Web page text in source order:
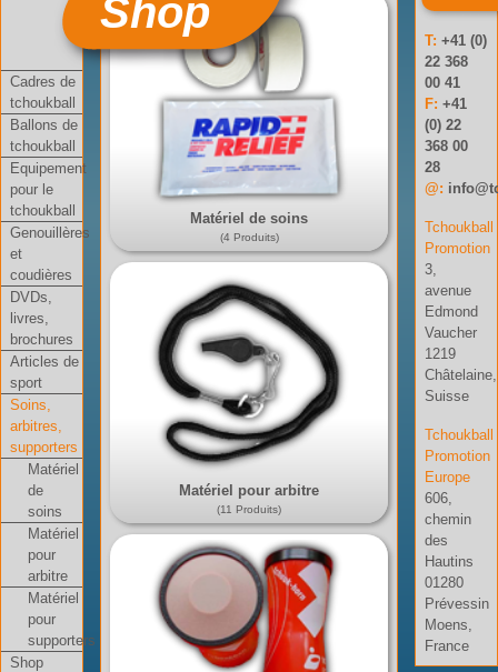
Shop
Cadres de
tchoukball
Ballons de
tchoukball
Equipement
pour le
tchoukball
Genouillères
et
coudières
DVDs,
livres,
brochures
Articles de
sport
Soins,
arbitres,
supporters
Matériel
de
soins
Matériel
pour
arbitre
Matériel
pour
supporters
Shop
Matériel de soins
(4 Produits)
Matériel pour arbitre
(11 Produits)
T:+41 (0)
22 368
00 41
F:+41
(0) 22
368 00
28
@:
Tchoukball
Promotion
3,
avenue
Edmond
Vaucher
1219
Châtelaine,
Suisse
Tchoukball
Promotion
Europe
606,
chemin
des
Hautins
01280
Prévessin
Moens,
France